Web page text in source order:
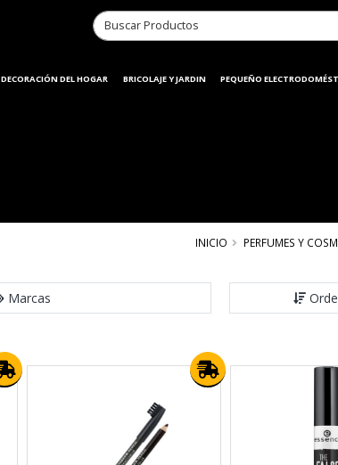
DECORACIÓN DEL HOGAR BRICOLAJE Y JARDIN PEQUEÑO
INICIO PERFUMES Y
Marcas